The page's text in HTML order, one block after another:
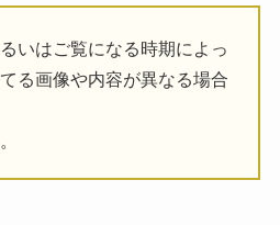
いはご覧になる時期によっ
る画像や内容が異なる場合